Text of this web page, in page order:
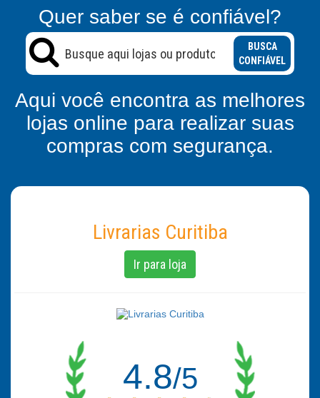
Quer saber se é confiável?
BUSCA
CONFIÁVEL
Aqui você encontra as melhores
lojas online para realizar suas
compras com segurança.
Livrarias Curitiba
Ir para loja
4.8/5